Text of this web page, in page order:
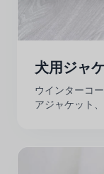
犬用ジャ
ウインターコ
アジャケット